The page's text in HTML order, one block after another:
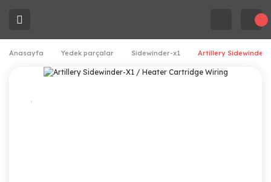
Anasayfa Yedek parçalar Sidewinder-x1 Artillery